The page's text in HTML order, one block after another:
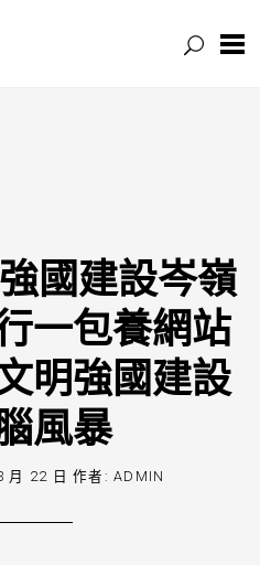
國建設岑嶺
一包養網站
明強國建設
風暴
月 22 日 作者:ADMIN